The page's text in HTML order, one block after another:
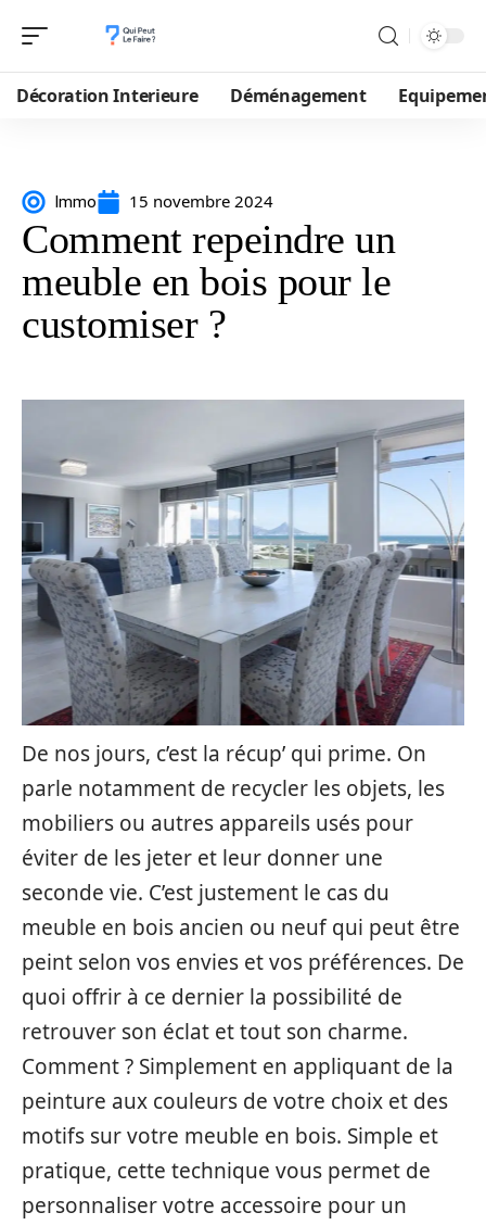
Décoration Interieure Déménagement
Immo 15 novembre 2024
Comment repeindre un
meuble en bois pour le
customiser ?
De nos jours, c’est la récup’ qui prime. On
parle notamment de recycler les objets, les
mobiliers ou autres appareils usés pour
éviter de les jeter et leur donner une
seconde vie. C’est justement le cas du
meuble en bois ancien ou neuf qui peut être
peint selon vos envies et vos préférences. De
quoi offrir à ce dernier la possibilité de
retrouver son éclat et tout son charme.
Comment ? Simplement en appliquant de la
peinture aux couleurs de votre choix et des
motifs sur votre meuble en bois. Simple et
pratique, cette technique vous permet de
personnaliser votre accessoire pour un